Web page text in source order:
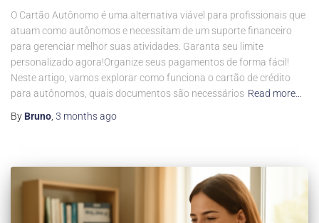
O Cartão Autônomo é uma alternativa viável para profissionais que
atuam como autônomos e necessitam de um suporte financeiro
para gerenciar melhor suas atividades. Garanta seu limite
personalizado agora!Organize seus pagamentos de forma fácil!
Neste artigo, vamos explorar como funciona o cartão de crédito
para autônomos, quais documentos são necessários Read more…
By Bruno 3 monthsago